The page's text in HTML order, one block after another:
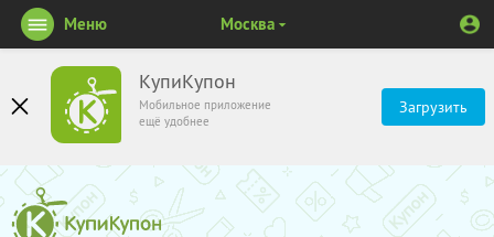
КупиКупон
Мобильное приложение
ещё удобнее
Загрузить
Меню Москва